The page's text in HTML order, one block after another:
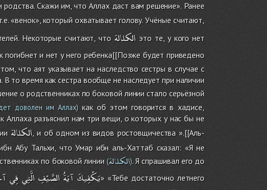
Скажи им, что Аллах даст вам решение». Ранее
«венок», который охватывает голову. Учёные считают,
Некоторые считают, что الكلالة это те, у кого нет
погибнет и нет у него ребенка[[Позже будет приведено
что аят указывает на наследство сестры в случае с
то время как сестра вообще не наследует при наличии
о родственниках по боковой линии стало серьёзной
доволен им Аллах)как об этом говорится в хадисе,
Аллаха разъяснил нам три вещи, о которых у нас бы не
الكلالة, и об одном из видов ростовщичества ».[[Аль-
Абу Тальхи, что Умар ибн аль-Хаттаб сказал: «Я не
по боковой линии(الكلالة). Я спрашивал его до
يَكْفِيكَ آيَةُالصَّيْفِالَّتِيفِي
» «Тебе достаточно летнего